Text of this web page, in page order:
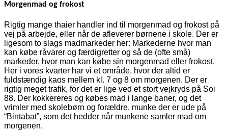
Morgenmad og frokost
Rigtig mange thaier handler ind til morgenmad og frokost på
vej på arbejde, eller når de afleverer børnene i skole. Der er
ligesom to slags madmarkeder her: Markederne hvor man
kan købe råvarer og færdigretter og så de (ofte små)
markeder, hvor man kan købe sin morgenmad eller frokost.
Her i vores kvarter har vi et område, hvor der altid er
fuldstændig kaos mellem kl. 7 og 8 om morgenen. Der er
rigtig meget trafik, for det er lige ved et stort vejkryds på Soi
88. Der kokkereres og købes mad i lange baner, og det
vrimler med skolebørn og forældre, munke der er ude på
“Bintabat”, som det hedder når munkene samler mad om
morgenen.